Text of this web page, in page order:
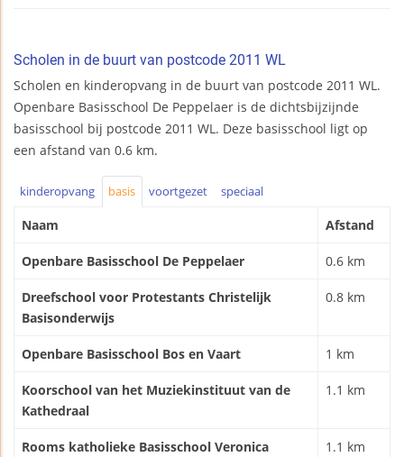
Scholen in de buurt van postcode 2011 WL
Scholen en kinderopvang in de buurt van postcode 2011 WL.
Openbare Basisschool De Peppelaer is de dichtsbijzijnde
basisschool bij postcode 2011 WL. Deze basisschool ligt op
een afstand van 0.6 km.
kinderopvang basis voortgezet speciaal
Naam Afstand
Openbare Basisschool De Peppelaer 0.6 km
Dreefschool voor Protestants Christelijk
Basisonderwijs
0.8 km
Openbare Basisschool Bos en Vaart 1 km
Koorschool van het Muziekinstituut van de
Kathedraal
1.1 km
Rooms katholieke Basisschool Veronica 1.1 km